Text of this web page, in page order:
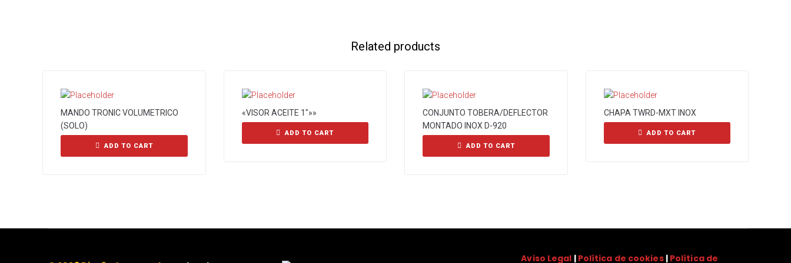
Related products
MANDO TRONIC VOLUMETRICO
(SOLO)
ADD TO CART
«VISOR ACEITE 1″»»
ADD TO CART
CONJUNTO TOBERA/DEFLECTOR
MONTADO INOX D-920
ADD TO CART
CHAPA TWRD-MXT INOX
ADD TO CART
Aviso Legal | Política de cookies| Política de